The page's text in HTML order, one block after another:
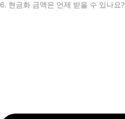
6. 현금화 금액은 언제 받을 수 있나요?